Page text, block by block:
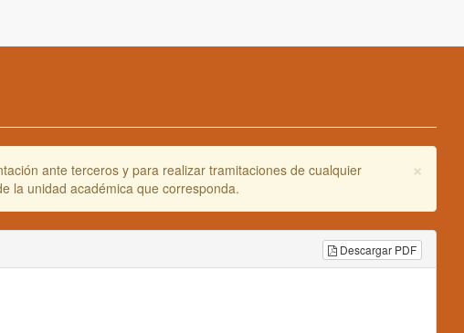
×
ante terceros y para realizar tramitaciones de cualquier
la unidad académica que corresponda.
Descargar PDF